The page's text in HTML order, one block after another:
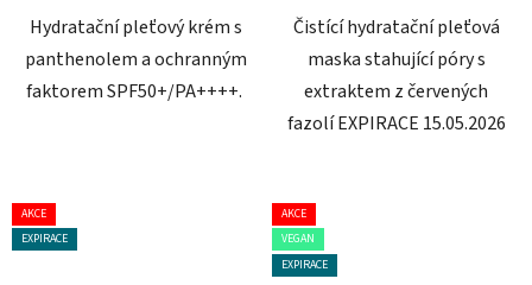
Hydratační pleťový krém s
panthenolem a ochranným
faktorem SPF50+/PA++++.
Čistící hydratační pleťová
maska stahující póry s
extraktem z červených
fazolí EXPIRACE 15.05.2026
AKCE
EXPIRACE
AKCE
VEGAN
EXPIRACE